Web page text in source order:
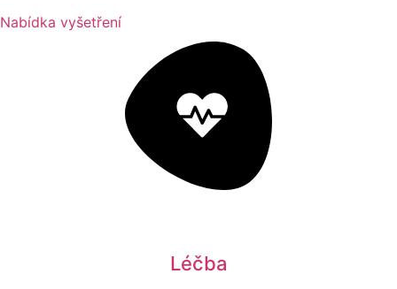
Nabídka vyšetření
Léčba